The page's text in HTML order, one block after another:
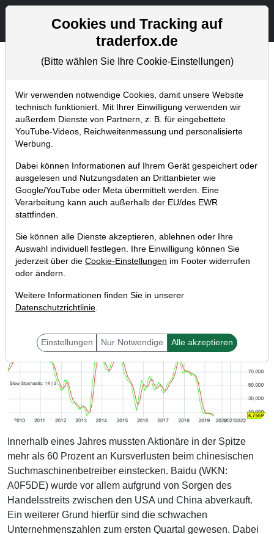
Aktien- und Artikelsuche
Chartanalysen
Home Blog Chartanalysen
Chartanalyse Baidu: deshalb suche
ich jetzt einen Einstieg!
14.06.2019 um 06:35 Uhr | P. Uhlschmied
Innerhalb eines Jahres mussten Aktionäre in der Spitze
mehr als 60 Prozent an Kursverlusten beim chinesischen
Suchmaschinenbetreiber einstecken. Baidu (WKN:
A0F5DE) wurde vor allem aufgrund von Sorgen des
Handelsstreits zwischen den USA und China abverkauft.
Ein weiterer Grund hierfür sind die schwachen
Unternehmenszahlen zum ersten Quartal gewesen. Dabei
Cookies und Tracking auf
traderfox.de
(Bitte wählen Sie Ihre Cookie-Einstellungen)
Wir verwenden notwendige Cookies, damit unsere Website
technisch funktioniert. Mit Ihrer Einwilligung verwenden wir
außerdem Dienste von Partnern, z. B. für eingebettete
YouTube-Videos, Reichweitenmessung und personalisierte
Werbung.
Dabei können Informationen auf Ihrem Gerät gespeichert oder
ausgelesen und Nutzungsdaten an Drittanbieter wie
Google/YouTube oder Meta übermittelt werden. Eine
Verarbeitung kann auch außerhalb der EU/des EWR
stattfinden.
Sie können alle Dienste akzeptieren, ablehnen oder Ihre
Auswahl individuell festlegen. Ihre Einwilligung können Sie
jederzeit über die Cookie-Einstellungen im Footer widerrufen
oder ändern.
Weitere Informationen finden Sie in unserer
Datenschutzrichtlinie.
Einstellungen Nur Notwendige Alle akzeptieren